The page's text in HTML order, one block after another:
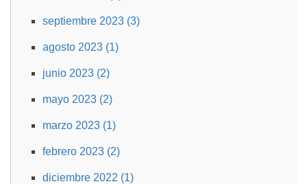
septiembre 2023 (3)
agosto 2023 (1)
junio 2023 (2)
mayo 2023 (2)
marzo 2023 (1)
febrero 2023 (2)
diciembre 2022 (1)